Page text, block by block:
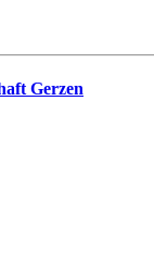
Gerzen